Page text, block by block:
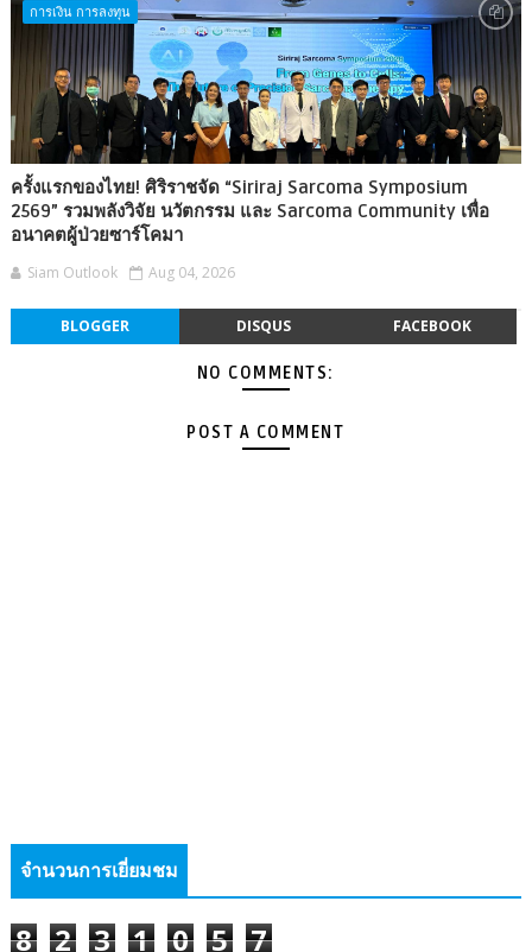
การเงิน การลงทุน
ครั้งแรกของไทย! ศิริราชจัด “Siriraj Sarcoma Symposium
2569” รวมพลังวิจัย นวัตกรรม และ Sarcoma Community เพื่อ
อนาคตผู้ป่วยซาร์โคมา
Siam Outlook Aug 04, 2026
BLOGGER DISQUS FACEBOOK
NO COMMENTS:
POST A COMMENT
จำนวนการเยี่ยมชม
8 2 3 1 0 5 7